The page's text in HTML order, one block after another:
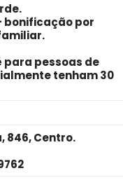
bonificação por
para pessoas de
tenham 30
846, Centro.